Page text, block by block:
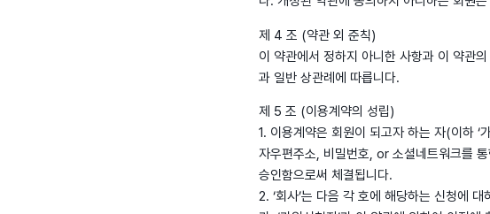
제 4 조 (약관 외 준칙)
이 약관에서 정하지 아니한 사항과 이 약관
과 일반 상관례에 따릅니다.
제 5 조 (이용계약의 성립)
1. 이용계약은 회원이 되고자 하는 자(이하 ‘
자우편주소, 비밀번호, or 소셜네트워크를
승인함으로써 체결됩니다.
2. ‘회사’는 다음 각 호에 해당하는 신청에